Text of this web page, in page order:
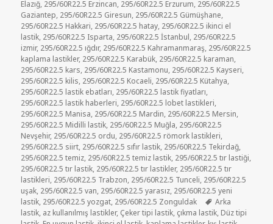
Elazığ, 295/60R22.5 Erzincan, 295/60R22.5 Erzurum, 295/60R22.5
Gaziantep, 295/60R22.5 Giresun, 295/60R22.5 Gümüşhane,
295/60R22.5 Hakkari, 295/60R22.5 hatay, 295/60R22.5 ikinci el
lastik, 295/60R22.5 Isparta, 295/60R22.5 İstanbul, 295/60R22.5
izmir, 295/60R22.5 ığdır, 295/60R22.5 Kahramanmaraş, 295/60R22.5
kaplama lastikler, 295/60R22.5 Karabük, 295/60R22.5 karaman,
295/60R22.5 kars, 295/60R22.5 Kastamonu, 295/60R22.5 Kayseri,
295/60R22.5 kilis, 295/60R22.5 Kocaeli, 295/60R22.5 Kütahya,
295/60R22.5 lastik ebatları, 295/60R22.5 lastik fiyatları,
295/60R22.5 lastik haberleri, 295/60R22.5 lobet lastikleri,
295/60R22.5 Manisa, 295/60R22.5 Mardin, 295/60R22.5 Mersin,
295/60R22.5 Midilli lastik, 295/60R22.5 Muğla, 295/60R22.5
Nevşehir, 295/60R22.5 ordu, 295/60R22.5 römork lastikleri,
295/60R22.5 siirt, 295/60R22.5 sıfır lastik, 295/60R22.5 Tekirdağ,
295/60R22.5 temiz, 295/60R22.5 temiz lastik, 295/60R22.5 tır lastiği,
295/60R22.5 tır lastik, 295/60R22.5 tır lastikler, 295/60R22.5 tır
lastikleri, 295/60R22.5 Trabzon, 295/60R22.5 Tunceli, 295/60R22.5
uşak, 295/60R22.5 van, 295/60R22.5 yarasız, 295/60R22.5 yeni
lastik, 295/60R22.5 yozgat, 295/60R22.5 Zonguldak Etiketler
Arka
lastik, az kullanılmış lastikler, Çeker tipi lastik, çıkma lastik, Düz tipi